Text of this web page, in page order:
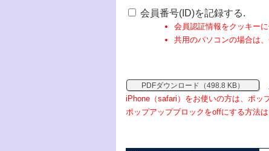
会員番号(ID)を記録する.
会員認証情報をクッキー
共用のパソコンの場合は
PDFダウンロード（498.8 KB）
iPhone（safari）をお使いの方は、ポッ
ポップアップブロックをoffにする方法は